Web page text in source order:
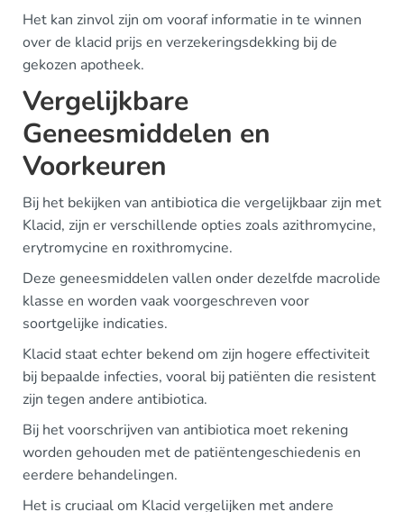
Het kan zinvol zijn om vooraf informatie in te winnen
over de klacid prijs en verzekeringsdekking bij de
gekozen apotheek.
Vergelijkbare
Geneesmiddelen en
Voorkeuren
Bij het bekijken van antibiotica die vergelijkbaar zijn met
Klacid, zijn er verschillende opties zoals azithromycine,
erytromycine en roxithromycine.
Deze geneesmiddelen vallen onder dezelfde macrolide
klasse en worden vaak voorgeschreven voor
soortgelijke indicaties.
Klacid staat echter bekend om zijn hogere effectiviteit
bij bepaalde infecties, vooral bij patiënten die resistent
zijn tegen andere antibiotica.
Bij het voorschrijven van antibiotica moet rekening
worden gehouden met de patiëntengeschiedenis en
eerdere behandelingen.
Het is cruciaal om Klacid vergelijken met andere